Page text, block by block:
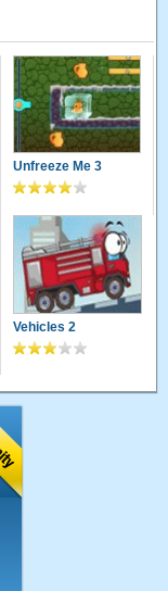
Unfreeze Me 3
Vehicles 2